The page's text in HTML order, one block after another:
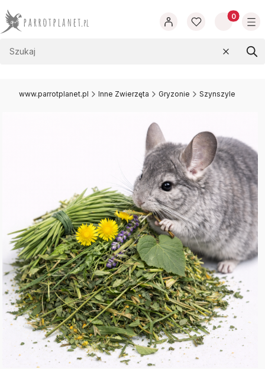
Produkty
Wyczyść
www.parrotplanet.pl Inne Zwierzęta Gryzonie Szynszyle